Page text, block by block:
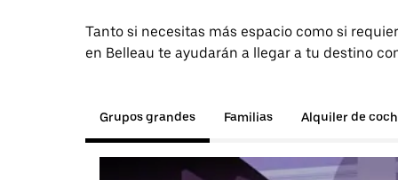
Tanto si necesitas más espacio como si
en Belleau te ayudarán a llegar a tu destino
Grupos grandes Familias Alquiler de